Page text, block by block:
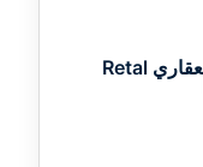
شركة ريتال للتطوير العقاري Retal